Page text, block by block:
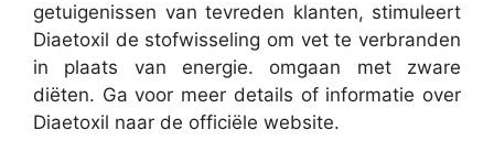
getuigenissen van tevreden klanten, stimuleert
Diaetoxil de stofwisseling om vet te verbranden
in plaats van energie. omgaan met zware
diëten. Ga voor meer details of informatie over
Diaetoxil naar de officiële website.